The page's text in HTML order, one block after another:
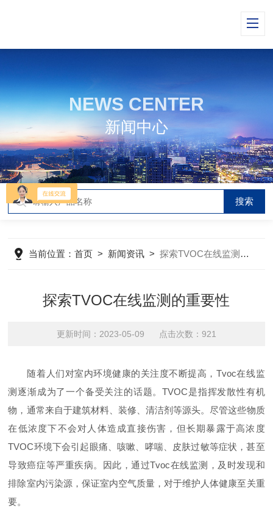
NEWS CENTER
新闻中心
当前位置：首页 > 新闻资讯 >探索TVOC在线监测的重要性
探索TVOC在线监测的重要性
更新时间：2023-05-09 点击次数：921
随着人们对室内环境健康的关注度不断提高，Tvoc在线监
测逐渐成为了一个备受关注的话题。TVOC是指挥发散性有机
物，通常来自于建筑材料、装修、清洁剂等源头。尽管这些物质
在低浓度下不会对人体造成直接伤害，但长期暴露于高浓度
TVOC环境下会引起眼痛、咳嗽、哮喘、皮肤过敏等症状，甚至
导致癌症等严重疾病。因此，通过Tvoc在线监测，及时发现和
排除室内污染源，保证室内空气质量，对于维护人体健康至关重
要。